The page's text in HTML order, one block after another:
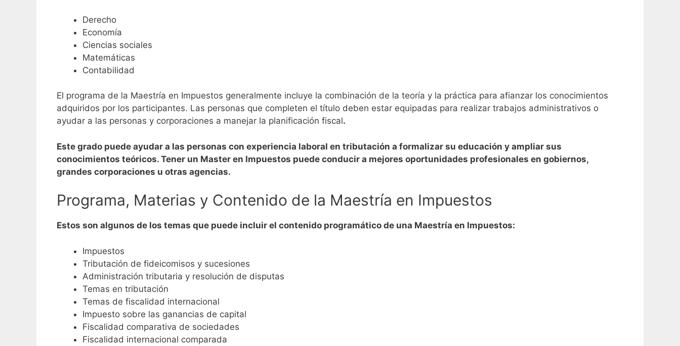
Derecho
Economía
Ciencias sociales
Matemáticas
Contabilidad
El programa de la Maestría en Impuestos generalmente incluye la combinación de la teoría y la práctica para afianzar los conocimientos
adquiridos por los participantes. Las personas que completen el título deben estar equipadas para realizar trabajos administrativos o
ayudar a las personas y corporaciones a manejar la planificación fiscal.
Este grado puede ayudar a las personas con experiencia laboral en tributación a formalizar su educación y ampliar sus
conocimientos teóricos. Tener un Master en Impuestos puede conducir a mejores oportunidades profesionales en gobiernos,
grandes corporaciones u otras agencias.
Programa, Materias y Contenido de la Maestría en Impuestos
Estos son algunos de los temas que puede incluir el contenido programático de una Maestría en Impuestos:
Impuestos
Tributación de fideicomisos y sucesiones
Administración tributaria y resolución de disputas
Temas en tributación
Temas de fiscalidad internacional
Impuesto sobre las ganancias de capital
Fiscalidad comparativa de sociedades
Fiscalidad internacional comparada